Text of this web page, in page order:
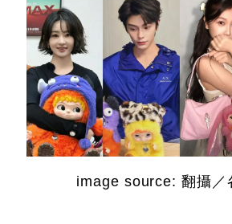
image source: 翻攝／